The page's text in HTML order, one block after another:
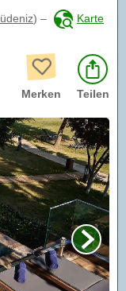
) – Karte
Merken Teilen